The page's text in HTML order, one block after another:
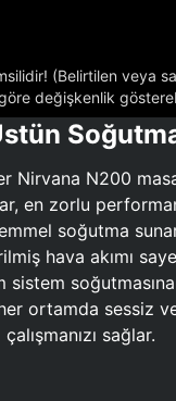
(Belirtilen veya
değişkenlik
Nirvana N200
en zorlu
soğutma
hava akımı
sistem
ortamda sessiz
çalışmanızı sağlar.